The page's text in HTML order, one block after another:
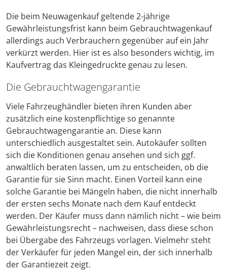
Die beim Neuwagenkauf geltende 2-jährige
Gewährleistungsfrist kann beim Gebrauchtwagenkauf
allerdings auch Verbrauchern gegenüber auf ein Jahr
verkürzt werden. Hier ist es also besonders wichtig, im
Kaufvertrag das Kleingedruckte genau zu lesen.
Die Gebrauchtwagengarantie
Viele Fahrzeughändler bieten ihren Kunden aber
zusätzlich eine kostenpflichtige so genannte
Gebrauchtwagengarantie an. Diese kann
unterschiedlich ausgestaltet sein. Autokäufer sollten
sich die Konditionen genau ansehen und sich ggf.
anwaltlich beraten lassen, um zu entscheiden, ob die
Garantie für sie Sinn macht. Einen Vorteil kann eine
solche Garantie bei Mängeln haben, die nicht innerhalb
der ersten sechs Monate nach dem Kauf entdeckt
werden. Der Käufer muss dann nämlich nicht – wie beim
Gewährleistungsrecht – nachweisen, dass diese schon
bei Übergabe des Fahrzeugs vorlagen. Vielmehr steht
der Verkäufer für jeden Mangel ein, der sich innerhalb
der Garantiezeit zeigt.